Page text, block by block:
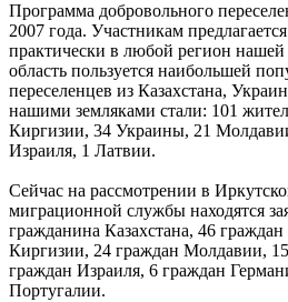
Программа добровольного
2007 года. Участникам
практически в любой регион
область пользуется наибольшей
переселенцев из Казахстана,
нашими земляками стали: 101
Киргизии, 34 Украины, 21
Израиля, 1 Латвии.
Сейчас на рассмотрении в
миграционной службы находятся
гражданина Казахстана, 46
Киргизии, 24 граждан Молдавии,
граждан Израиля, 6 граждан
Португалии.